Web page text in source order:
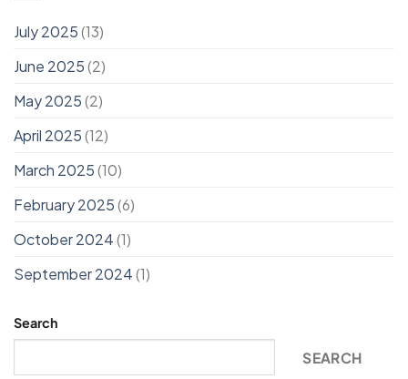
July 2025(13)
June 2025(2)
May 2025(2)
April 2025(12)
March 2025(10)
February 2025(6)
October 2024(1)
September 2024(1)
Search
SEARCH